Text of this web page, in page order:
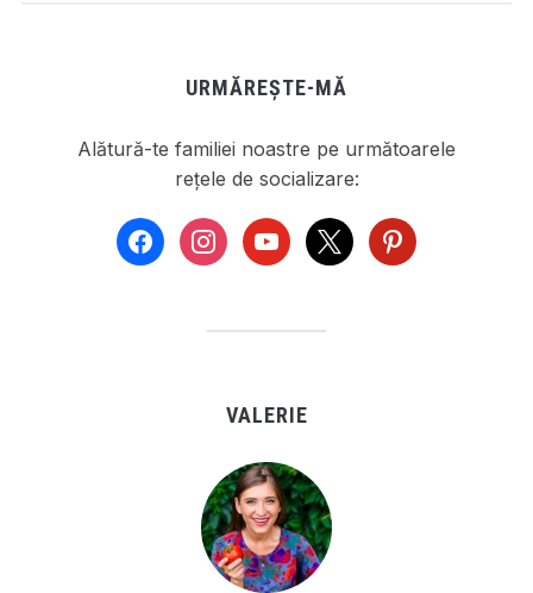
URMĂREȘTE-MĂ
Alătură-te familiei noastre pe următoarele
rețele de socializare:
facebookinstagramyoutube
x pinterest
VALERIE